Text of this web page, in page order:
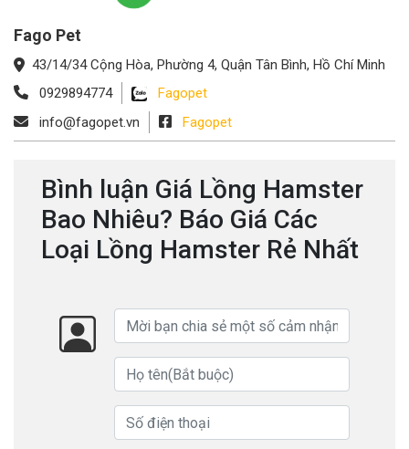
Fago Pet
43/14/34 Cộng Hòa, Phường 4, Quận Tân Bình, Hồ Chí Minh
0929894774
Fagopet
info@fagopet.vn
Fagopet
Bình luận Giá Lồng Hamster
Bao Nhiêu? Báo Giá Các
Loại Lồng Hamster Rẻ Nhất